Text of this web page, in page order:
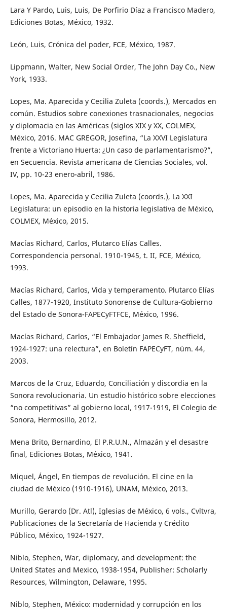
Lara Y Pardo, Luis, Luis, De Porfirio Díaz a Francisco Madero,
Ediciones Botas, México, 1932.
León, Luis, Crónica del poder, FCE, México, 1987.
Lippmann, Walter, New Social Order, The John Day Co., New
York, 1933.
Lopes, Ma. Aparecida y Cecilia Zuleta (coords.), Mercados en
común. Estudios sobre conexiones trasnacionales, negocios
y diplomacia en las Américas (siglos XIX y XX, COLMEX,
México, 2016. MAC GREGOR, Josefina, “La XXVI Legislatura
frente a Victoriano Huerta: ¿Un caso de parlamentarismo?”,
en Secuencia. Revista americana de Ciencias Sociales, vol.
IV, pp. 10-23 enero-abril, 1986.
Lopes, Ma. Aparecida y Cecilia Zuleta (coords.), La XXI
Legislatura: un episodio en la historia legislativa de México,
COLMEX, México, 2015.
Macías Richard, Carlos, Plutarco Elías Calles.
Correspondencia personal. 1910-1945, t. II, FCE, México,
1993.
Macías Richard, Carlos, Vida y temperamento. Plutarco Elías
Calles, 1877-1920, Instituto Sonorense de Cultura-Gobierno
del Estado de Sonora-FAPECyFTFCE, México, 1996.
Macías Richard, Carlos, “El Embajador James R. Sheffield,
1924-1927: una relectura”, en Boletín FAPECyFT, núm. 44,
2003.
Marcos de la Cruz, Eduardo, Conciliación y discordia en la
Sonora revolucionaria. Un estudio histórico sobre elecciones
“no competitivas” al gobierno local, 1917-1919, El Colegio de
Sonora, Hermosillo, 2012.
Mena Brito, Bernardino, El P.R.U.N., Almazán y el desastre
final, Ediciones Botas, México, 1941.
Miquel, Ángel, En tiempos de revolución. El cine en la
ciudad de México (1910-1916), UNAM, México, 2013.
Murillo, Gerardo (Dr. Atl), Iglesias de México, 6 vols., Cvltvra,
Publicaciones de la Secretaría de Hacienda y Crédito
Público, México, 1924-1927.
Niblo, Stephen, War, diplomacy, and development: the
United States and Mexico, 1938-1954, Publisher: Scholarly
Resources, Wilmington, Delaware, 1995.
Niblo, Stephen, México: modernidad y corrupción en los